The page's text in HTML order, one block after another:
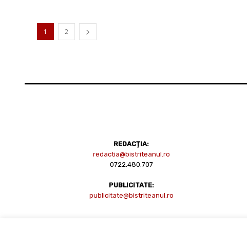
1 2
REDACȚIA:
redactia@bistriteanul.ro
0722.480.707
PUBLICITATE:
publicitate@bistriteanul.ro